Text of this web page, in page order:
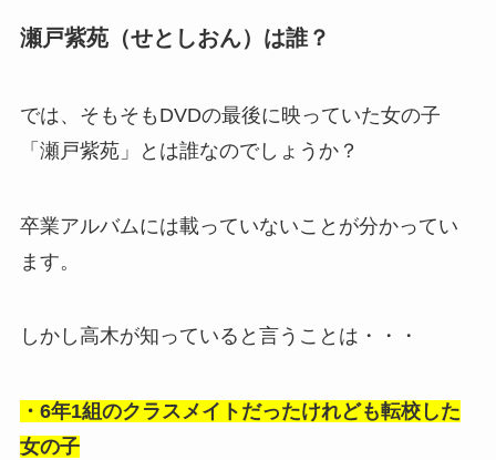
瀬戸紫苑（せとしおん）は誰？
では、そもそもDVDの最後に映っていた女の子
「瀬戸紫苑」とは誰なのでしょうか？
卒業アルバムには載っていないことが分かってい
ます。
しかし高木が知っていると言うことは・・・
・6年1組のクラスメイトだったけれども転校した
女の子